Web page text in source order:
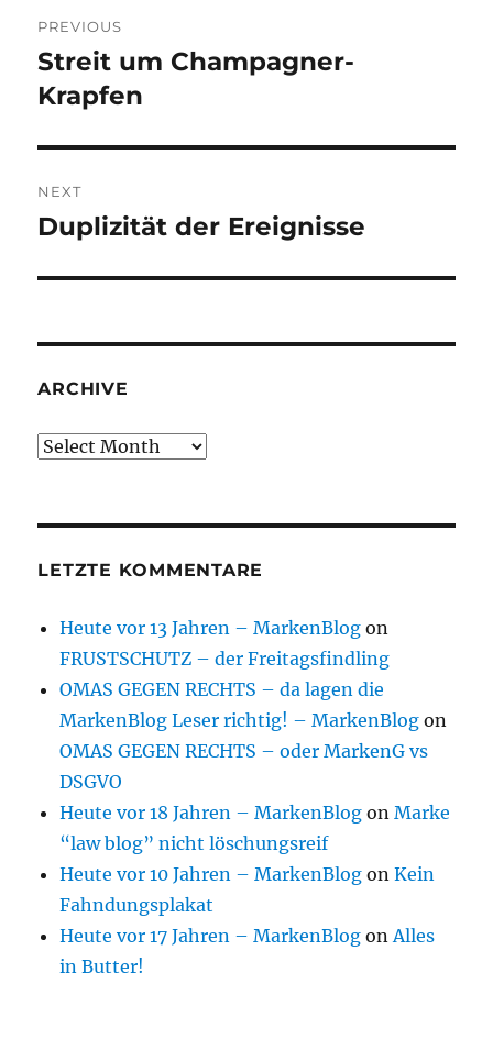
navigation
PREVIOUS
Previous
post:
Streit um Champagner-
Krapfen
NEXT
Next
Duplizität der Ereignisse
ARCHIVE
Archive
LETZTE KOMMENTARE
Heute vor 13 Jahren – MarkenBlog on
FRUSTSCHUTZ – der Freitagsfindling
OMAS GEGEN RECHTS – da lagen die
MarkenBlog Leser richtig! – MarkenBlog on
OMAS GEGEN RECHTS – oder MarkenG vs
DSGVO
Heute vor 18 Jahren – MarkenBlog onMarke
“law blog” nicht löschungsreif
Heute vor 10 Jahren – MarkenBlog onKein
Fahndungsplakat
Heute vor 17 Jahren – MarkenBlog onAlles
in Butter!